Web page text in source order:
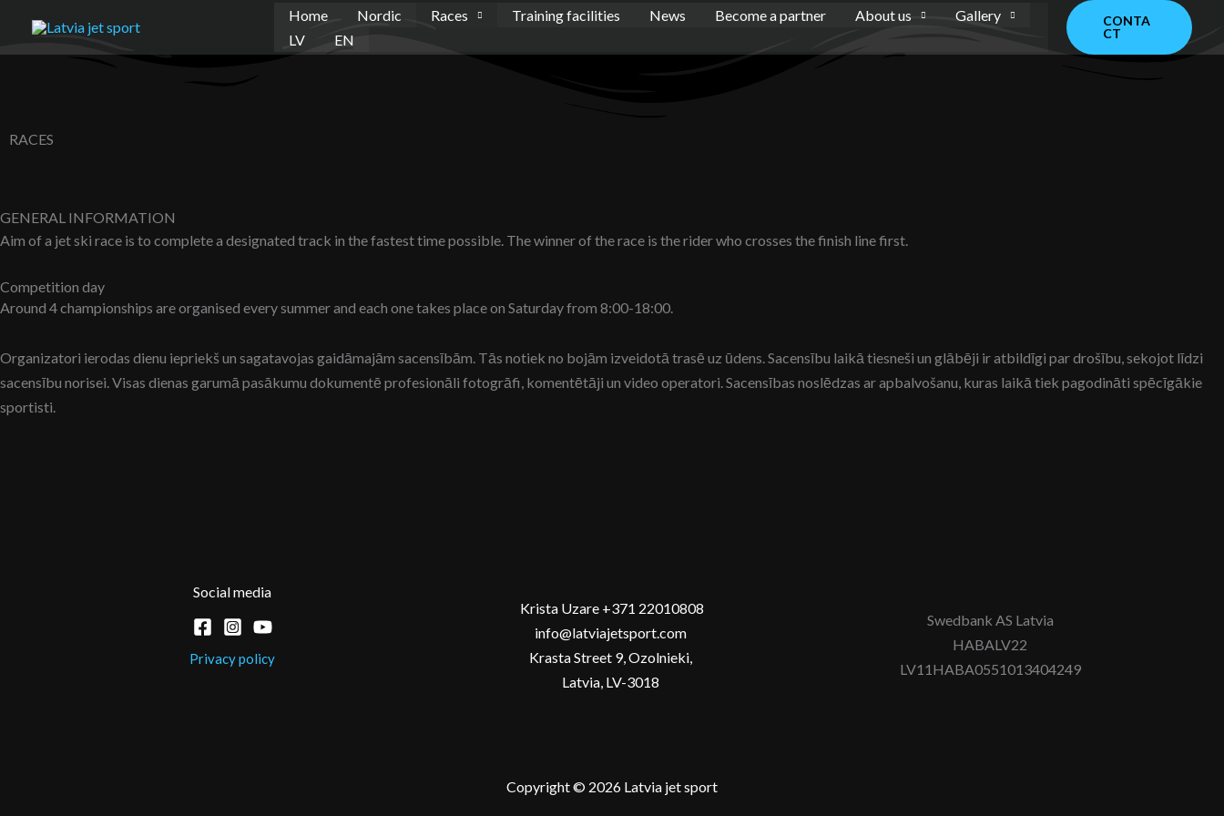
content
Home Nordic Races Training facilities News Become a partner About us
Gallery
LV
EN
CONTA
CT
RACES
GENERAL INFORMATION
Aim of a jet ski race is to complete a designated track in the fastest time possible. The winner of the race is the rider who crosses the finish line first.
Competition day
Around 4 championships are organised every summer and each one takes place on Saturday from 8:00-18:00.
Organizatori ierodas dienu iepriekš un sagatavojas gaidāmajām sacensībām. Tās notiek no bojām izveidotā trasē uz ūdens. Sacensību laikā tiesneši un glābēji ir atbildīgi par drošību, sekojot līdzi
sacensību norisei. Visas dienas garumā pasākumu dokumentē profesionāli fotogrāfi, komentētāji un video operatori. Sacensības noslēdzas ar apbalvošanu, kuras laikā tiek pagodināti spēcīgākie
sportisti.
Social media
Privacy policy
Krista Uzare +371 22010808
info@latviajetsport.com
Krasta Street 9, Ozolnieki,
Latvia, LV-3018
Swedbank AS Latvia
HABALV22
LV11HABA0551013404249
Copyright © 2026 Latvia jet sport